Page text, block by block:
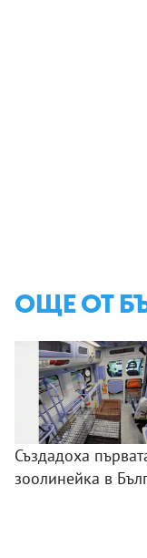
ОЩЕ ОТ
Създадоха
зоолинейка в